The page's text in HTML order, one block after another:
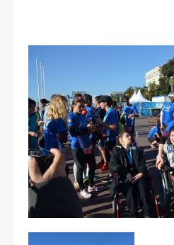
Rugby Riviera Fauteuil
On parle de nous
Partenaires & remerciements
Partenaires
Remerciements